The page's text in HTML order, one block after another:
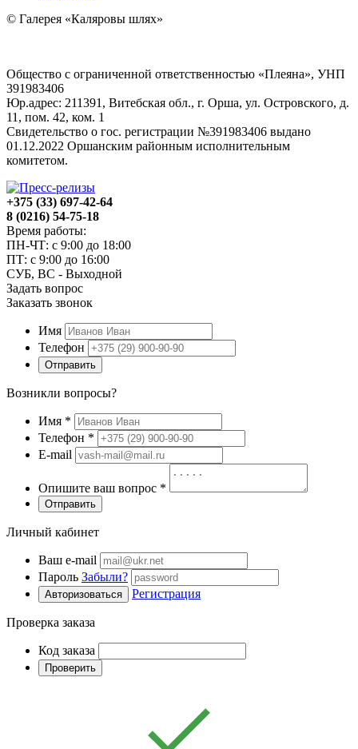
© Галерея «Каляровы шлях»
Общество с ограниченной ответственностью «Плеяна», УНП
391983406
Юр.адрес: 211391, Витебская обл., г. Орша, ул. Островского, д.
11, пом. 42, ком. 1
Свидетельство о гос. регистрации №391983406 выдано
01.12.2022 Оршанским районным исполнительным
комитетом.
+375 (33) 697-42-64
8 (0216) 54-75-18
Время работы:
ПН-ЧТ: с 9:00 до 18:00
ПТ: с 9:00 до 16:00
СУБ, ВС - Выходной
Задать вопрос
Заказать звонок
Имя
Телефон
Отправить
Возникли вопросы?
Имя *
Телефон *
E-mail
Опишите ваш вопрос *
Отправить
Личный кабинет
Ваш e-mail
Пароль Забыли?
Авторизоваться Регистрация
Проверка заказа
Код заказа
Проверить